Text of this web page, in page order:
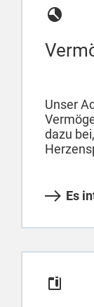
Unser
dazu
Es